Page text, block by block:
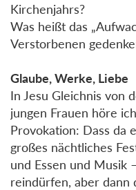
Kirchenjahrs?
Was heißt das
Verstorbenen
Glaube, Werke, Liebe
In Jesu Gleichnis von
jungen Frauen höre
Provokation: Dass da
großes nächtliches
und Essen und Musik
reindürfen, aber dann